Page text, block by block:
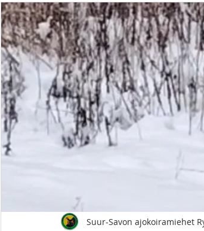
Palkittuja Edustus
Suur-Savon ajokoiramiehet